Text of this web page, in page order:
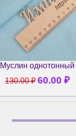
Муслин однотонный
130.00₽ 60.00 ₽